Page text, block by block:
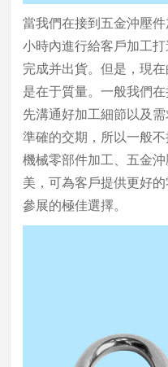
當我們在接到五金沖壓
小時內進行給客戶加工
完成并出貨。但是，現
是在于質量。一般我們
先溝通好加工細節以及
準確的交期，所以一般
機械零部件加工、五金
美，可為客戶提供更好
參展的極佳選擇。